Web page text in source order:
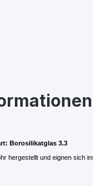
Borosilikatglas 3.3
hergestellt und eignen sich